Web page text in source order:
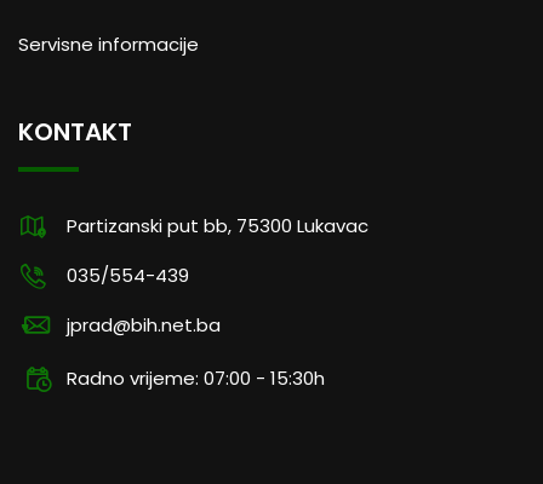
Servisne informacije
KONTAKT
Partizanski put bb, 75300 Lukavac
035/554-439
jprad@bih.net.ba
Radno vrijeme: 07:00 - 15:30h